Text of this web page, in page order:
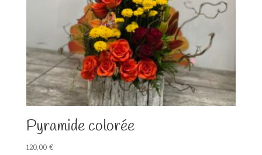
Pyramide colorée
120,00 €